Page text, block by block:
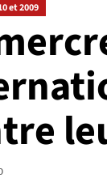
et 2009